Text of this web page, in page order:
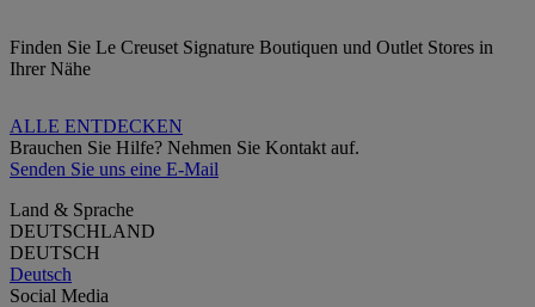
Finden Sie Le Creuset Signature Boutiquen und Outlet Stores in
Ihrer Nähe
ALLE ENTDECKEN
Brauchen Sie Hilfe? Nehmen Sie Kontakt auf.
Senden Sie uns eine E-Mail
Land & Sprache
DEUTSCHLAND
DEUTSCH
Deutsch
Social Media